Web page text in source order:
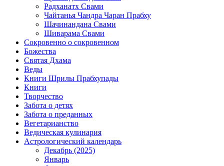
Радханатх Свами
Чайтанья Чандра Чаран Прабху
Шачинандана Свами
Шиварама Свами
Сокровенно о сокровенном
Божества
Святая Дхама
Веды
Книги Шрилы Прабхупады
Книги
Творчество
Забота о детях
Забота о преданных
Вегетарианство
Ведическая кулинария
Астрологический календарь
Декабрь (2025)
Январь